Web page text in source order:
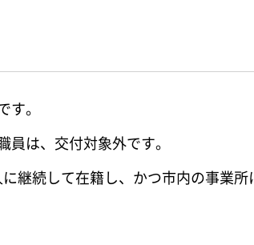
。
は、交付対象外です。
継続して在籍し、かつ市内の事業